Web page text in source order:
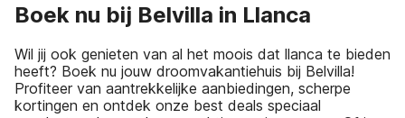
Boek nu bij Belvilla in Llanca
Wil jij ook genieten van al het moois dat llanca te bieden
heeft? Boek nu jouw droomvakantiehuis bij Belvilla!
Profiteer van aantrekkelijke aanbiedingen, scherpe
kortingen en ontdek onze best deals speciaal